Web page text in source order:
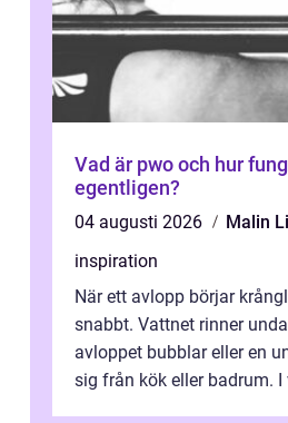
Vad är pwo och hur
egentligen?
04 augusti 2026
Malin
inspiration
När ett avlopp börjar
snabbt. Vattnet rinner
avloppet bubblar eller en
sig från kök eller badrum.